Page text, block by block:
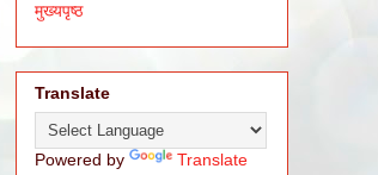
मुख्यपृष्ठ
Translate
Powered by Translate